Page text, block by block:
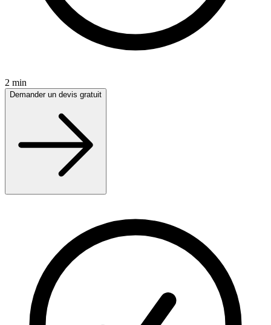
2 min
Demander un devis gratuit